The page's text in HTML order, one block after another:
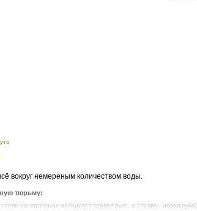
вокруг немереным количеством воды.
тюрьму:
на картинках находится правая рука, а справа - левая рука)